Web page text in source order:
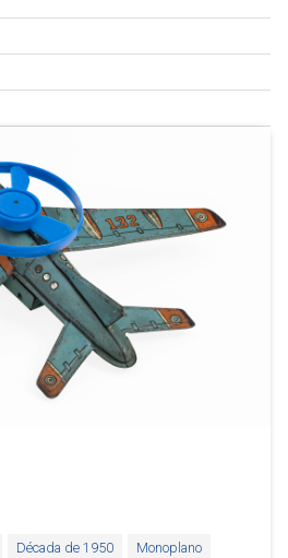
Década de 1950
Monoplano